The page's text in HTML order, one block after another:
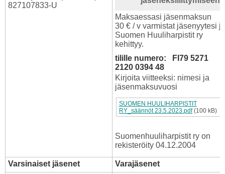
827107833-U
Maksaessasi jäsenmaksun
30 € / v varmistat jäsenyytesi ja
Suomen Huuliharpistit ry
kehittyy.
tilille numero: FI79 5271
2120 0394 48
Kirjoita viitteeksi: nimesi ja
jäsenmaksuvuosi
SUOMEN HUULIHARPISTIT
RY_säännöt 23.5.2023.pdf(100 kB)
Suomenhuuliharpistit ry on
rekisteröity 04.12.2004
Varsinaiset jäsenet Varajäsenet